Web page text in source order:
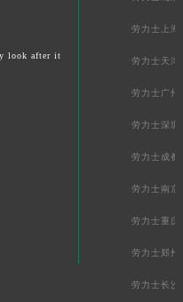
look after it
劳力士上海
劳力士天津
劳力士广州
劳力士深圳
劳力士成都
劳力士南京
劳力士重庆
劳力士郑州
劳力士长沙